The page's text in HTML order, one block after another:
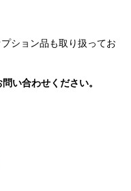
ション品も取り扱ってお
い合わせください。